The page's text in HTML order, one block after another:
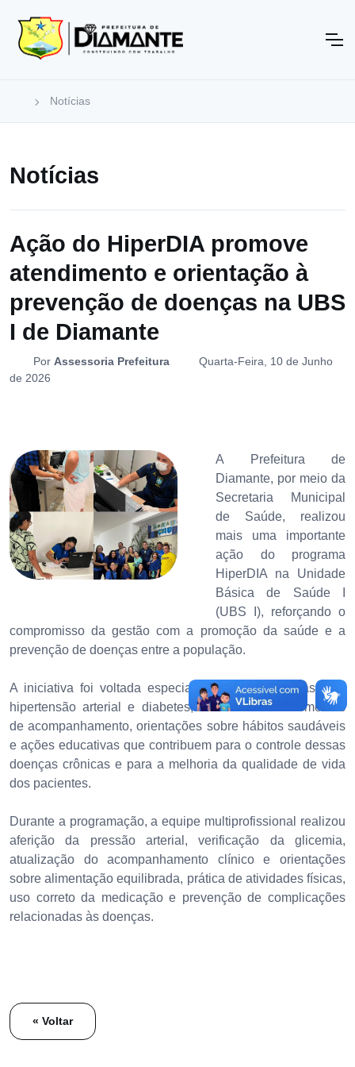
Notícias
Notícias
Ação do HiperDIA promove
atendimento e orientação à
prevenção de doenças na UBS
I de Diamante
Por Assessoria Prefeitura
Quarta-Feira, 10 de Junho
de 2026
A Prefeitura de
Diamante, por meio da
Secretaria Municipal
de Saúde, realizou
mais uma importante
ação do programa
HiperDIA na Unidade
Básica de Saúde I
(UBS I), reforçando o
compromisso da gestão com a promoção da saúde e a
prevenção de doenças entre a população.
A iniciativa foi voltada especialmente para pessoas com
hipertensão arterial e diabetes, oferecendo atendimentos
de acompanhamento, orientações sobre hábitos saudáveis
e ações educativas que contribuem para o controle dessas
doenças crônicas e para a melhoria da qualidade de vida
dos pacientes.
Durante a programação, a equipe multiprofissional realizou
aferição da pressão arterial, verificação da glicemia,
atualização do acompanhamento clínico e orientações
sobre alimentação equilibrada, prática de atividades físicas,
uso correto da medicação e prevenção de complicações
relacionadas às doenças.
« Voltar